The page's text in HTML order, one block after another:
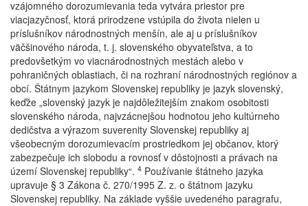
vzájomného dorozumievania teda vytvára priestor pre
viacjazyčnosť, ktorá prirodzene vstúpila do života nielen u
príslušníkov národnostných menšín, ale aj u príslušníkov
väčšinového národa, t. j. slovenského obyvateľstva, a to
predovšetkým vo viacnárodnostných mestách alebo v
pohraničných oblastiach, či na rozhraní národnostných regiónov a
obcí. Štátnym jazykom Slovenskej republiky je jazyk slovenský,
keďže „slovenský jazyk je najdôležitejším znakom osobitosti
slovenského národa, najvzácnejšou hodnotou jeho kultúrneho
dedičstva a výrazom suverenity Slovenskej republiky aj
všeobecným dorozumievacím prostriedkom jej občanov, ktorý
zabezpečuje ich slobodu a rovnosť v dôstojnosti a právach na
území Slovenskej republiky“. 4 Používanie štátneho jazyka
upravuje § 3 Zákona č. 270/1995 Z. z. o štátnom jazyku
Slovenskej republiky. Na základe vyššie uvedeného paragrafu,